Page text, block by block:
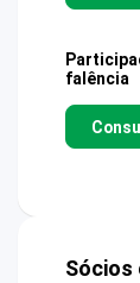
falência
Sócios